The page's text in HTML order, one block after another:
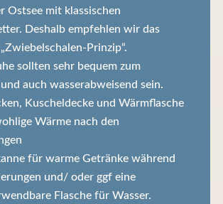
Ostsee mit klassischen
Deshalb empfehlen wir das
Prinzip“.
sollten sehr bequem zum
auch wasserabweisend sein.
Kuscheldecke und Wärmflasche
Wärme nach den
für warme Getränke während
und/ oder ggf eine
Flasche für Wasser.